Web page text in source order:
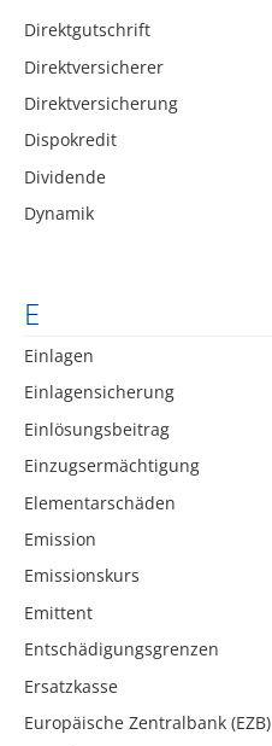
Direktgutschrift
Direktversicherer
Direktversicherung
Dispokredit
Dividende
Dynamik
E
Einlagen
Einlagensicherung
Einlösungsbeitrag
Einzugsermächtigung
Elementarschäden
Emission
Emissionskurs
Emittent
Entschädigungsgrenzen
Ersatzkasse
Europäische Zentralbank (EZB)